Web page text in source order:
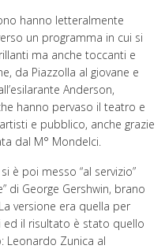
hanno letteralmente
un programma in cui si
ma anche toccanti e
da Piazzolla al giovane e
Anderson,
hanno pervaso il teatro e
e pubblico, anche grazie
dal M° Mondelci.
è poi messo “al servizio”
di George Gershwin, brano
versione era quella per
ed il risultato è stato quello
Leonardo Zunica al